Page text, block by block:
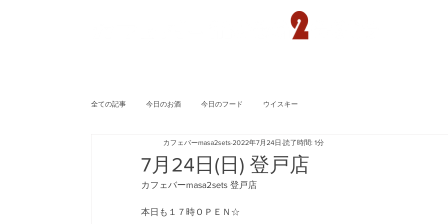
全ての記事 今日のお酒 今日のフード ウイスキー
7月24日(日) 登戸店
カフェバーmasa2sets 2022年7月24日 読了時間: 1分
カフェバーmasa2sets 登戸店
本日も１７時ＯＰＥＮ☆